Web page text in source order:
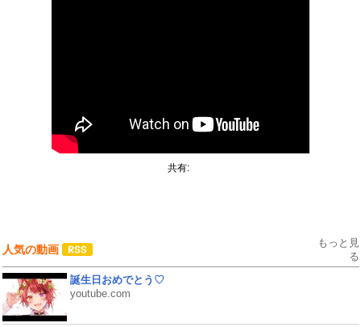
共有:
人気の動画
もっと見
る
誕生日おめでとう♡
youtube.com